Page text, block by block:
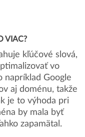
VIAC?
kľúčové slová,
vo
napríklad Google
aj doménu, takže
je to výhoda pri
by mala byť
zapamätal.